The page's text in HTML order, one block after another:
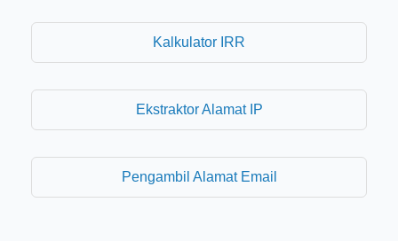
Kalkulator IRR
Ekstraktor Alamat IP
Pengambil Alamat Email